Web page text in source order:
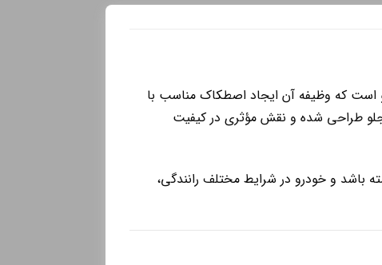
که وظیفه آن ایجاد اصطکاک مناسب با
طراحی شده و نقش مؤثری در کیفیت
باشد و خودرو در شرایط مختلف رانندگی،